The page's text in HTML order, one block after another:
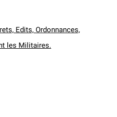
Edits, Ordonnances,
les Militaires.